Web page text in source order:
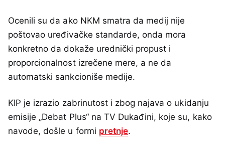
Ocenili su da ako NKM smatra da medij nije
poštovao uređivačke standarde, onda mora
konkretno da dokaže urednički propust i
proporcionalnost izrečene mere, a ne da
automatski sankcioniše medije.
KIP je izrazio zabrinutost i zbog najava o ukidanju
emisije „Debat Plus“ na TV Dukađini, koje su, kako
navode, došle u formi pretnje.